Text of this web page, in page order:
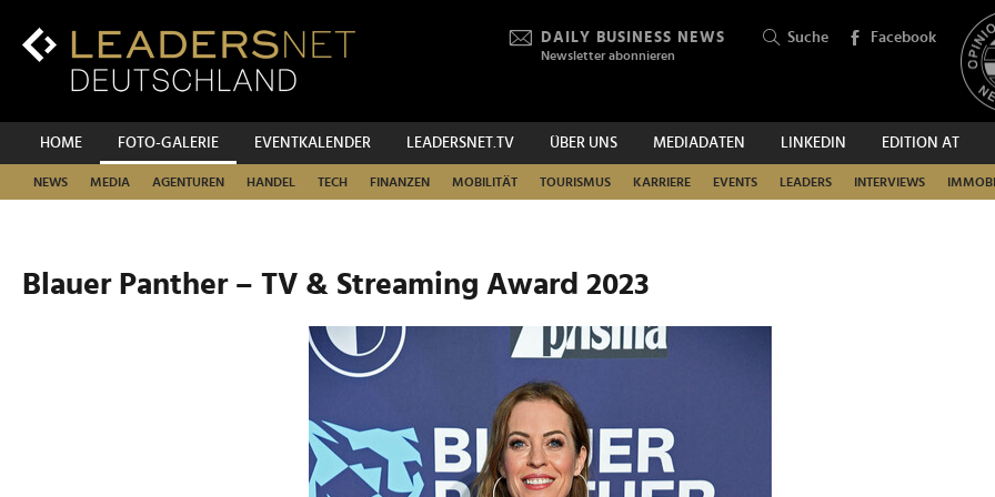
Inhalt
Hauptnavigation
DAILY BUSINESS NEWS
Newsletter abonnieren
Suche Facebook
HOME FOTO-GALERIE EVENTKALENDER LEADERSNET.TV ÜBER UNS MEDIADATEN LINKEDIN EDITION AT
NEWS MEDIA AGENTUREN HANDEL TECH FINANZEN MOBILITÄT TOURISMUS KARRIERE EVENTS LEADERS INTERVIEWS
SUCHEN
Blauer Panther – TV & Streaming Award 2023